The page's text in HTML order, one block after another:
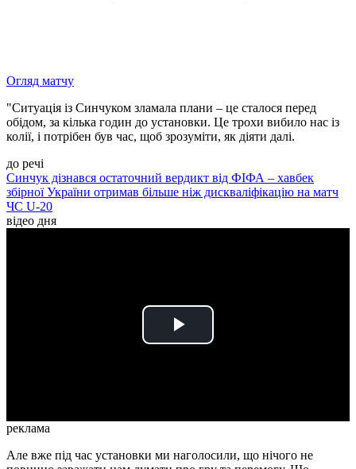
Огляд матчу
"Ситуація із Синчуком зламала плани – це сталося перед
обідом, за кілька годин до установки. Це трохи вибило нас із
колії, і потрібен був час, щоб зрозуміти, як діяти далі.
до речі
Синчук дізнався остаточний вердикт від ФІФА – хавбек
збірної України отримав більше ніж дискваліфікацію на матч
ЧС U-20
відео дня
Play
реклама
Але вже під час установки ми наголосили, що нічого не